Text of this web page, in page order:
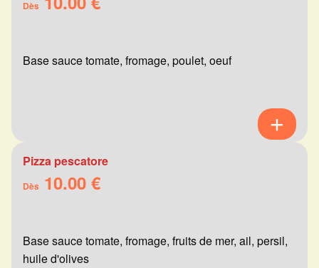
Dès
Base sauce tomate, fromage, poulet, oeuf
Pizza pescatore
Dès 10.00 €
Base sauce tomate, fromage, fruits de mer, ail, persil,
huile d'olives